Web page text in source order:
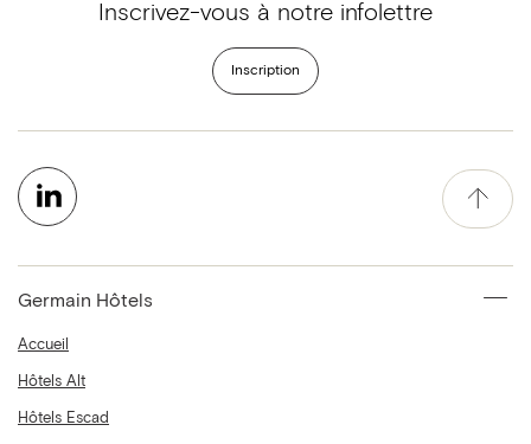
Inscrivez-vous à notre infolettre
Inscription
Germain Hôtels
Accueil
Hôtels Alt
Hôtels Escad